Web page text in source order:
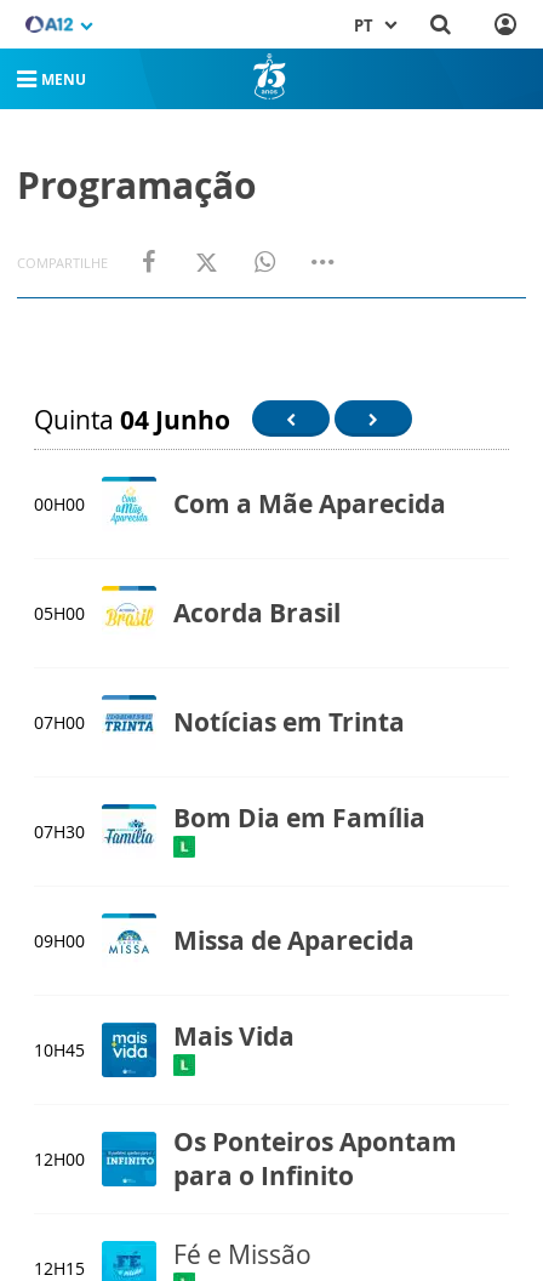
PT
MENU
Programação
COMPARTILHE
Quinta 04 Junho
00H00 Com a Mãe Aparecida
05H00 Acorda Brasil
07H00 Notícias em Trinta
07H30 Bom Dia em Família
09H00 Missa de Aparecida
10H45 Mais Vida
12H00
Os Ponteiros Apontam
para o Infinito
12H15 Fé e Missão